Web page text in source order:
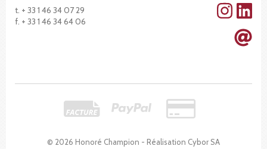
© 2026 Honoré Champion - Réalisation Cybor SA
t. + 33 1 46 34 07 29
f. + 33 1 46 34 64 06